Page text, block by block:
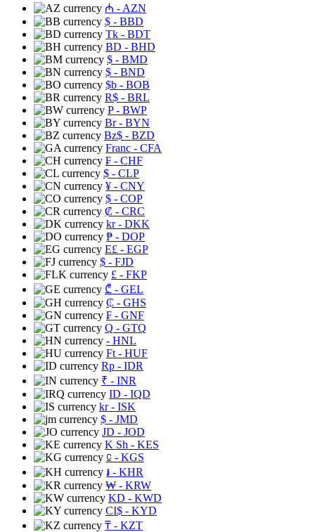
₼ - AZN
$ - BBD
Tk - BDT
BD - BHD
$ - BMD
$ - BND
$b - BOB
R$ - BRL
P- BWP
Br- BYN
Bz$ - BZD
Franc - CFA
₣ - CHF
$ - CLP
¥ - CNY
$ - COP
₡ - CRC
kr- DKK
₱ - DOP
E£ - EGP
$ - FJD
£ - FKP
₾ - GEL
₵ - GHS
₣ - GNF
Q - GTQ
- HNL
Ft - HUF
Rp - IDR
₹ - INR
ID - IQD
kr- ISK
$ - JMD
JD - JOD
K Sh - KES
⃀ - KGS
៛ - KHR
₩ - KRW
KD - KWD
CI$ - KYD
₸ - KZT